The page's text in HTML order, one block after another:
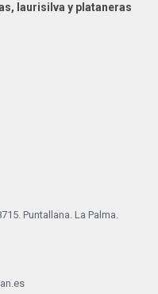
laurisilva y plataneras
Puntallana. La Palma.